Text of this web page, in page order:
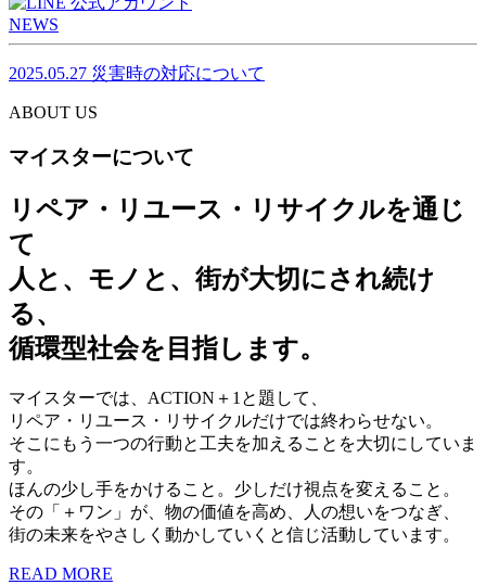
NEWS
2025.05.27 災害時の対応について
ABOUT US
マイスターについて
リペア・リユース・リサイクルを通じ
て
人と、モノと、街が大切にされ続け
る、
循環型社会を目指します。
マイスターでは、ACTION＋1と題して、
リペア・リユース・リサイクルだけでは終わらせない。
そこにもう一つの行動と工夫を加えることを大切にしていま
す。
ほんの少し手をかけること。少しだけ視点を変えること。
その「＋ワン」が、物の価値を高め、人の想いをつなぎ、
街の未来をやさしく動かしていくと信じ活動しています。
READ MORE